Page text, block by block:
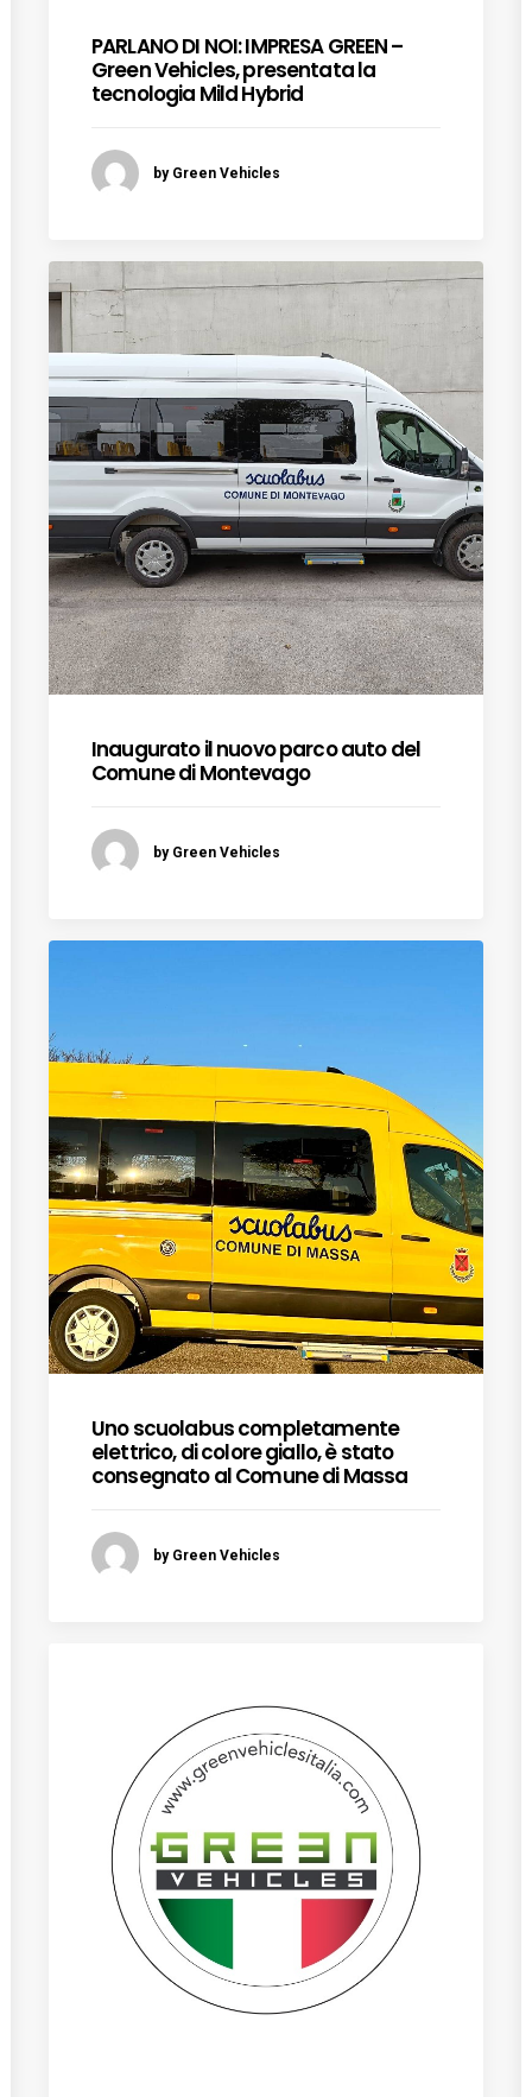
PARLANO DI NOI: IMPRESA GREEN –
Green Vehicles, presentata la
tecnologia Mild Hybrid
by Green Vehicles
Inaugurato il nuovo parco auto del
Comune di Montevago
by Green Vehicles
Uno scuolabus completamente
elettrico, di colore giallo, è stato
consegnato al Comune di Massa
by Green Vehicles